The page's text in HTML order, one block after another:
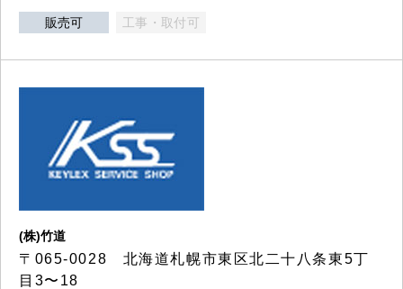
販売可 工事・取付可
(株)竹道
〒065-0028 北海道札幌市東区北二十八条東5丁
目3〜18